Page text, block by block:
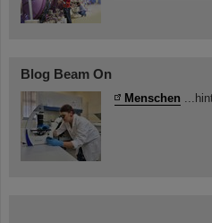
Blog Beam On
Menschen